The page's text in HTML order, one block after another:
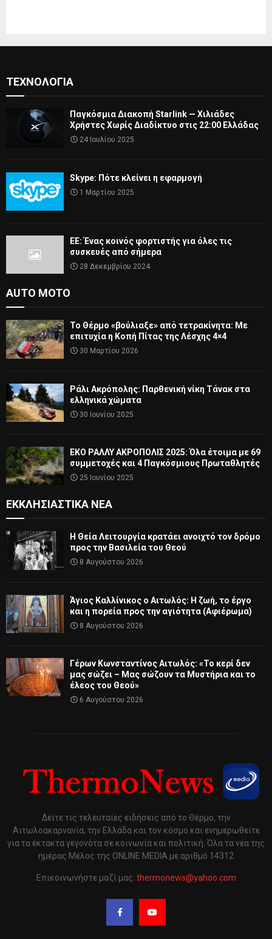
ΤΕΧΝΟΛΟΓΊΑ
Παγκόσμια Διακοπή Starlink — Χιλιάδες
Χρήστες Χωρίς Διαδίκτυο στις 22:00 Ελλάδας
24 Ιουλίου 2025
Skype: Πότε κλείνει η εφαρμογή
1 Μαρτίου 2025
ΕΕ: Ένας κοινός φορτιστής για όλες τις
συσκευές από σήμερα
28 Δεκεμβρίου 2024
AUTO MOTO
Το Θέρμο «βούλιαξε» από τετρακίνητα: Με
επιτυχία η Κοπή Πίτας της Λέσχης 4×4
30 Μαρτίου 2026
Ράλι Ακρόπολης: Παρθενική νίκη Τάνακ στα
ελληνικά χώματα
30 Ιουνίου 2025
ΕΚΟ ΡΑΛΛΥ ΑΚΡΟΠΟΛΙΣ 2025: Όλα έτοιμα με 69
συμμετοχές και 4 Παγκόσμιους Πρωταθλητές
25 Ιουνίου 2025
ΕΚΚΛΗΣΙΑΣΤΙΚΆ ΝΈΑ
Η Θεία Λειτουργία κρατάει ανοιχτό τον δρόμο
προς την Βασιλεία του Θεού
8 Αυγούστου 2026
Άγιος Καλλίνικος ο Αιτωλός: Η ζωή, το έργο
και η πορεία προς την αγιότητα (Αφιέρωμα)
8 Αυγούστου 2026
Γέρων Κωνσταντίνος Αιτωλός: «Το κερί δεν
μας σώζει – Μας σώζουν τα Μυστήρια και το
έλεος του Θεού»
6 Αυγούστου 2026
Δείτε τις τελευταίες ειδήσεις από το Θέρμο, την
Αιτωλοακαρνανία, την Ελλάδα και τον κόσμο και ενημερωθείτε
για τα έκτακτα γεγονότα σε κοινωνία και πολιτική. Όλα τα νέα της
ημέρας Μέλος της ONLINE MEDIA με αριθμό 14312
Επικοινωνήστε μαζί μας: thermonews@yahoo.com